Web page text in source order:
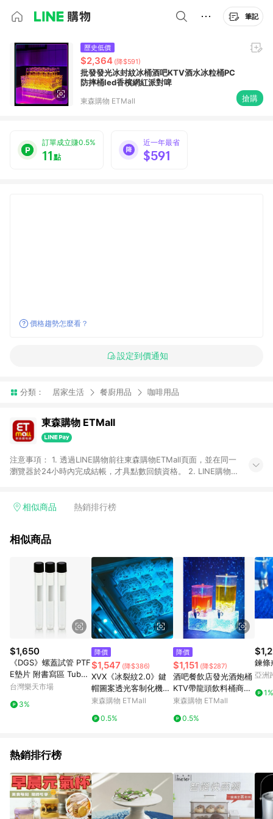
筆記
歷史低價
$2,364 (降$591)
批發發光冰封紋冰桶酒吧KTV酒水冰粒桶PC
防摔桶led香檳網紅派對啤
東森購物 ETMall 搶購
訂單成立賺0.5%
11點
近一年最省
$591
價格趨勢怎麼看？
設定到價通知
分類： 居家生活 餐廚用品 咖啡用品
東森購物 ETMall
注意事項： 1. 透過LINE購物前往東森購物ETMall頁面，並在同一
瀏覽器於24小時內完成結帳，才具點數回饋資格。 2. LINE購物
單，皆不在點數回饋範圍內。 3. 如購買以下類別商品，將無法獲
球嚴選、商城、專案商品、「草莓網」全館商品。 4. 如取消訂
回饋。 5. 點數回饋會扣除所有折扣優惠後之最終發票金額計算，
實際回饋請依LINE購物通知為主。 6. 訂單如有使用東森購物
ETMall站內之折扣優惠(包含但不限於東森幣、樂透金、東森現金
券等)，不具點數回饋資格。詳細請依東森購物ETMall之結帳頁面
顯示為準。 7. LINE購物設有「單一商品最高回饋點數」機制(特
殊活動時開放「回饋無上限」)，以同一訂單中同一商品不論件數
計算，並依訂單成立時間當下LINE購物所設定的回饋機制為準。
8. LINE購物為購物資訊整合性平台，商品資料更新會有時間差，
如顯示之商品規格、顏色、價位、贈品與東森購物ETMall銷售網
頁不符，以銷售網頁標示為準。 9. 若有贈點爭議，請務必於訂單
日期+180天以內至LINE購物客服洽詢；若超過180天(含)以上進
行申訴，恕無法贈點回饋。 10. 部分點數紅包僅限指定商品使
用，或不適用於無回饋商品。各點數紅包之適用商品與使用條件
請依點數紅包頁面規則為準。
相似商品 熱銷排行榜
相似商品
$1,650
《DGS》螺蓋試管 PTF
E墊片 附書寫區 Tube,
Culture, Disposable,
台灣樂天市場
3%
降價
$1,547 (降$386)
XVX《冰裂紋2.0》鍵
帽圖案透光客制化機械
磁軸鍵盤帽亞馬遜跨境
東森購物 ETMall
0.5%
降價
$1,151 (降$287)
酒吧餐飲店發光酒炮桶
KTV帶龍頭飲料桶商用
啤酒扎啤可樂果汁桶
東森購物 ETMall
0.5%
鍊
亞洲
1%
熱銷排行榜